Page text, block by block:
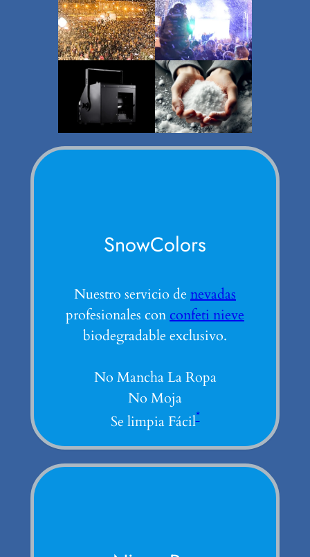
SnowColors
Nuestro servicio de nevadas
profesionales con confeti nieve
biodegradable exclusivo.
No Mancha La Ropa
No Moja
Se limpia Fácil*